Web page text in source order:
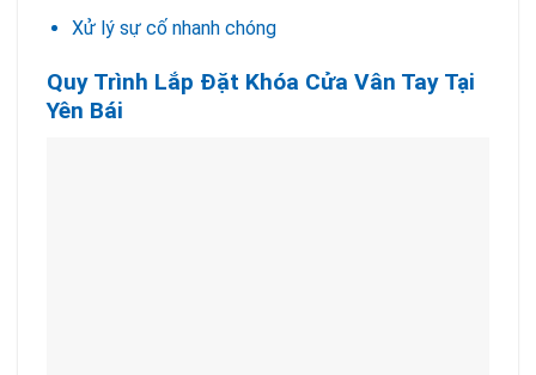
Xử lý sự cố nhanh chóng
Quy Trình Lắp Đặt Khóa Cửa Vân Tay Tại
Yên Bái